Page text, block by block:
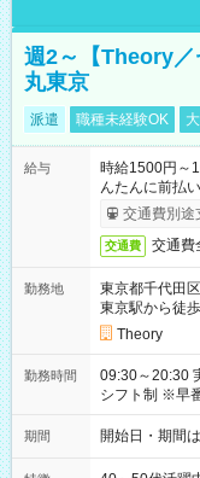
週2～【Theory
丸東京
派遣 職種未経験OK
給与
時給1500円～
んたんに前払
交通費別途
交通費 交通費
勤務地
東京都千代田区
東京駅から徒
Theory
勤務時間
09:30～20:30 実働7.5時間／休憩1.5時間 営業時間に合わせた
シフト制 ※早
期間 開始日・期間